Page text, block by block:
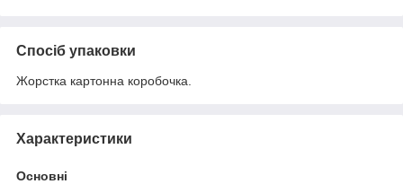
Спосіб упаковки
Жорстка картонна коробочка.
Характеристики
Основні